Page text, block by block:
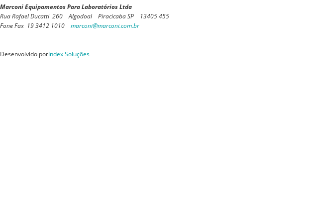
Marconi Equipamentos Para Laboratórios Ltda
Rua Rafael Ducatti 260 Algodoal Piracicaba SP 13405 455
Fone Fax 19 3412 1010 marconi@marconi.com.br
Desenvolvido porIndex Soluções